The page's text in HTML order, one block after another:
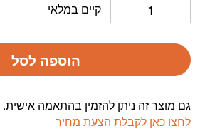
קיים במלאי
הוספה לסל
גם מוצר זה ניתן להזמין בהתאמה אישית.
לחצו כאן לקבלת הצעת מחיר